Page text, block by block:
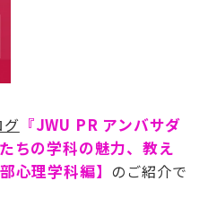
グ 『JWU PR アンバサダ
ちの学科の魅力、教え
心理学科編】 のご紹介で